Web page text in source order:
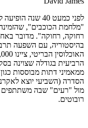
לפני כמעט 40
"מלחמת הכוכבים",
רחוקה, רחוקה". מדובר
הרביעית בגודלה שצוינה
ממאמיני דתות מבוססות
הסדרה (השביעי יוצא
מול "רעים" שבה משתתפים
רובוטים.